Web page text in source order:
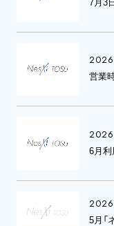
7月3
営業
6月利
5月「